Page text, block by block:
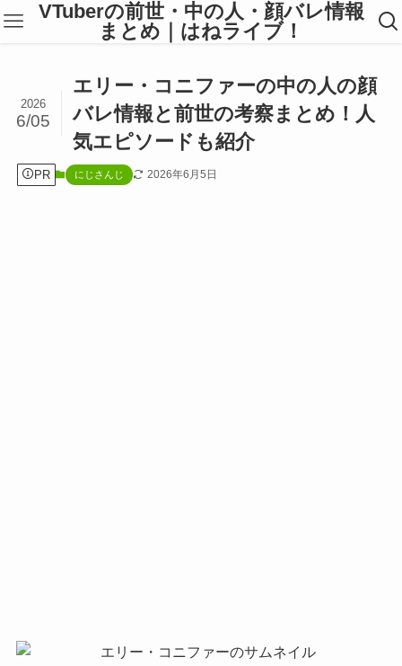
VTuberの前世・中の人・顔バレ情報
まとめ｜はねライブ！
エリー・コニファーの中の人の顔
バレ情報と前世の考察まとめ！人
気エピソードも紹介
2026
6/05
PR にじさんじ 2026年6月5日